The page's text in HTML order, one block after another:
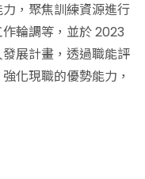
，聚焦訓練資源進行
輪調等，並於 2023
展計畫，透過職能評
化現職的優勢能力，